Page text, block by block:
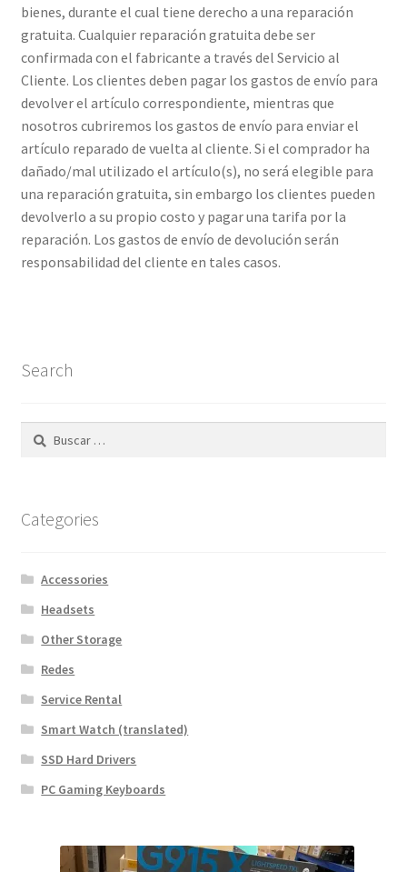
bienes, durante el cual tiene derecho a una reparación
gratuita. Cualquier reparación gratuita debe ser
confirmada con el fabricante a través del Servicio al
Cliente. Los clientes deben pagar los gastos de envío para
devolver el artículo correspondiente, mientras que
nosotros cubriremos los gastos de envío para enviar el
artículo reparado de vuelta al cliente. Si el comprador ha
dañado/mal utilizado el artículo(s), no será elegible para
una reparación gratuita, sin embargo los clientes pueden
devolverlo a su propio costo y pagar una tarifa por la
reparación. Los gastos de envío de devolución serán
responsabilidad del cliente en tales casos.
Search
Buscar:
Categories
Accessories
Headsets
Other Storage
Redes
Service Rental
Smart Watch (translated)
SSD Hard Drivers
PC Gaming Keyboards